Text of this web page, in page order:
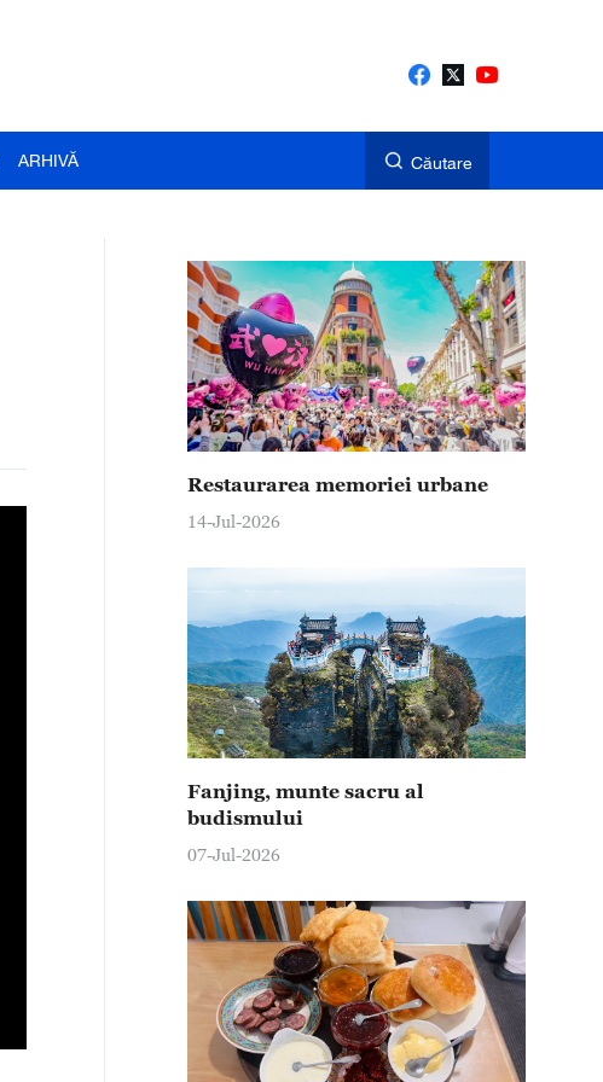
ARHIVĂ Căutare
Restaurarea memoriei urbane
14-Jul-2026
Fanjing, munte sacru al
budismului
07-Jul-2026